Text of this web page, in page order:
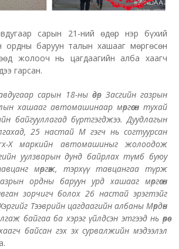
сарын 21-ний өдөр нэр бүхий
ордны баруун талын хашааг мөргөсөн
жолооч нь цагдаагийн алба хаагч
гарсан.
сарын 18-ны өдөр Засгийн газрын
хашааг автомашинаар мөргөсөн тухай
байгууллагад бүртгэгджээ. Дуудлагын
25 настай М гэгч нь согтуурсан
X маркийн автомашиныг жолоодож
уулзварын дунд байрлах түмб буюу
мөргөж, тэрхүү тавцангаа түрж
ордны баруун урд хашааг мөргөсөн
зорчигч болох 26 настай эрэгтэйг
Тээврийн цагдаагийн албаны Мөрдөн
байгаа ба хэрэг үйлдсэн этгээд нь өөрөө
байсан гэх эх сурвалжийн мэдээлэл